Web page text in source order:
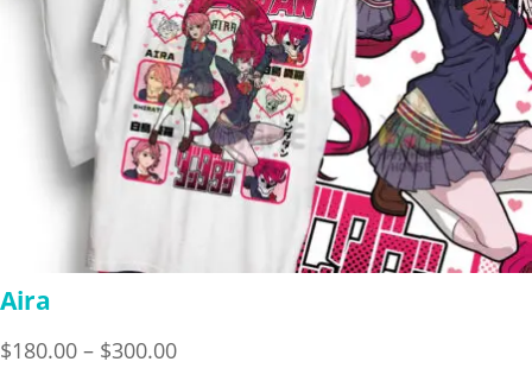
Aira
$180.00 – $300.00Price